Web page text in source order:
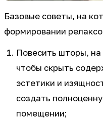
Базовые советы, на
формировании
Повесить шторы,
чтобы скрыть
эстетики и
создать
помещении;